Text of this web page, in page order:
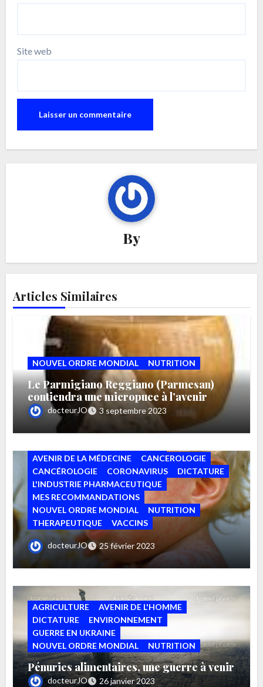
By
Articles Similaires
NOUVEL ORDRE MONDIAL NUTRITION
Le Parmigiano Reggiano (Parmesan)
contiendra une micropuce à l’avenir
docteurJO 3 septembre 2023
AVENIR DE LA MÉDECINE
CANCEROLOGIE
CANCÉROLOGIE
CORONAVIRUS
DICTATURE
L'INDUSTRIE PHARMACEUTIQUE
MES RECOMMANDATIONS
NOUVEL ORDRE MONDIAL
NUTRITION
THERAPEUTIQUE
VACCINS
A propos de la vaccination et des vaccins
docteurJO 25 février 2023
AGRICULTURE
AVENIR DE L'HOMME
DICTATURE
ENVIRONNEMENT
GUERRE EN UKRAINE
NOUVEL ORDRE MONDIAL
NUTRITION
Pénuries alimentaires, une guerre à venir
docteurJO 26 janvier 2023
Site web